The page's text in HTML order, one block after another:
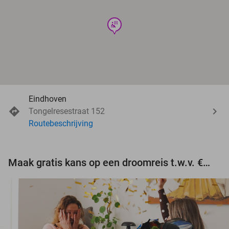
wellness
Eindhoven
Tongelresestraat 152
Routebeschrijving
Maak gratis kans op een droomreis t.w.v. €3.000!